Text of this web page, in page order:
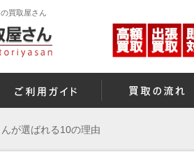
買取屋さん
が選ばれる10の理由